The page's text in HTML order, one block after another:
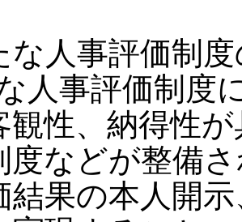
な人事評価制
人事評価制度
観性、納得性
度などが整備
結果の本人開